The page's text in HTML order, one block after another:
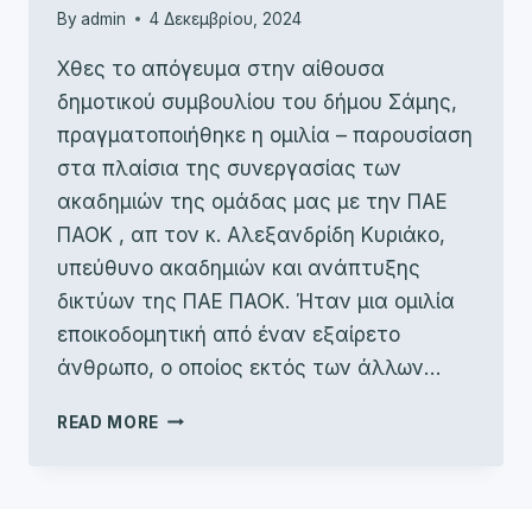
By admin 4 Δεκεμβρίου, 2024
Χθες το απόγευμα στην αίθουσα
δημοτικού συμβουλίου του δήμου Σάμης,
πραγματοποιήθηκε η ομιλία – παρουσίαση
στα πλαίσια της συνεργασίας των
ακαδημιών της ομάδας μας με την ΠΑΕ
ΠΑΟΚ , απ τον κ. Αλεξανδρίδη Κυριάκο,
υπεύθυνο ακαδημιών και ανάπτυξης
δικτύων της ΠΑΕ ΠΑΟΚ. Ήταν μια ομιλία
εποικοδομητική από έναν εξαίρετο
άνθρωπο, ο οποίος εκτός των άλλων…
READ MORE ΑΟ